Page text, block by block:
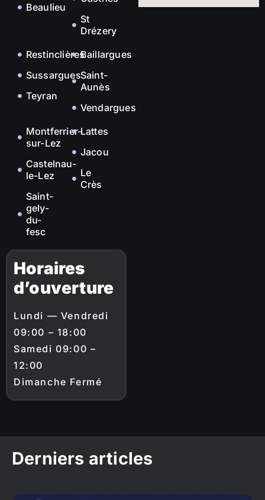
Beaulieu
St
Drézery
Restinclières
Sussargues
Teyran
Baillargues
Saint-
Aunès
Vendargues
Montferrier-
sur-Lez
Castelnau-
le-Lez
Saint-
gely-
du-
fesc
Lattes
Jacou
Le
Crès
Horaires
d’ouverture
Lundi — Vendredi
09:00 – 18:00
Samedi 09:00 –
12:00
Dimanche Fermé
Derniers articles